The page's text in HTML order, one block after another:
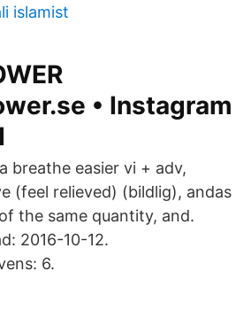
islamist
• Instagram
breathe easier vi + adv,
(feel relieved) (bildlig), andas
the same quantity, and.
2016-10-12.
6.